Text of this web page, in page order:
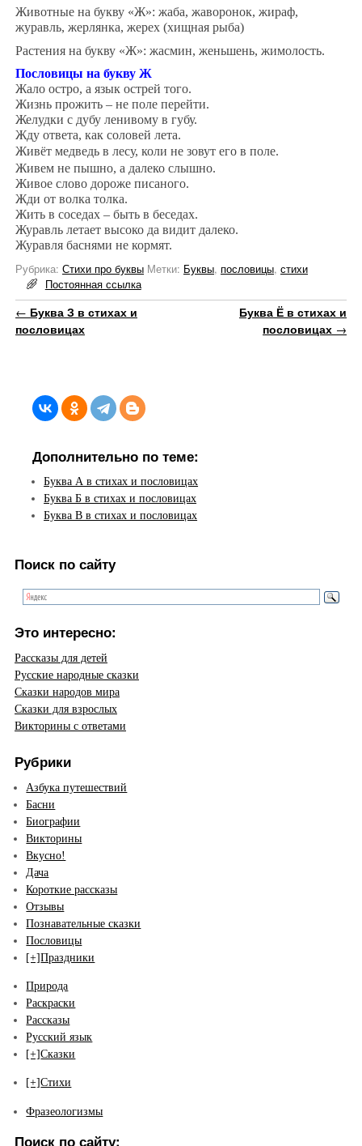
Животные на букву «Ж»: жаба, жаворонок, жираф,
журавль, жерлянка, жерех (хищная рыба)
Растения на букву «Ж»: жасмин, женьшень, жимолость.
Пословицы на букву Ж
Жало остро, а язык острей того.
Жизнь прожить – не поле перейти.
Желудки с дубу ленивому в губу.
Жду ответа, как соловей лета.
Живёт медведь в лесу, коли не зовут его в поле.
Живем не пышно, а далеко слышно.
Живое слово дороже писаного.
Жди от волка толка.
Жить в соседах – быть в беседах.
Журавль летает высоко да видит далеко.
Журавля баснями не кормят.
Рубрика: Стихи про буквы Метки: Буквы, пословицы, стихи
Постоянная ссылка
Навигация по записям
← Буква З в стихах и
пословицах
Буква Ё в стихах и
пословицах →
Дополнительно по теме:
Буква А в стихах и пословицах
Буква Б в стихах и пословицах
Буква В в стихах и пословицах
Поиск по сайту
Это интересно:
Рассказы для детей
Русские народные сказки
Сказки народов мира
Сказки для взрослых
Викторины с ответами
Рубрики
Азбука путешествий
Басни
Биографии
Викторины
Вкусно!
Дача
Короткие рассказы
Отзывы
Познавательные сказки
Пословицы
[+]Праздники
Природа
Раскраски
Рассказы
Русский язык
[+]Сказки
[+]Стихи
Фразеологизмы
Поиск по сайту: